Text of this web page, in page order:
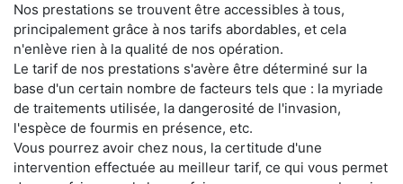
Nos prestations se trouvent être accessibles à tous,
principalement grâce à nos tarifs abordables, et cela
n'enlève rien à la qualité de nos opération.
Le tarif de nos prestations s'avère être déterminé sur la
base d'un certain nombre de facteurs tels que : la myriade
de traitements utilisée, la dangerosité de l'invasion,
l'espèce de fourmis en présence, etc.
Vous pourrez avoir chez nous, la certitude d'une
intervention effectuée au meilleur tarif, ce qui vous permet